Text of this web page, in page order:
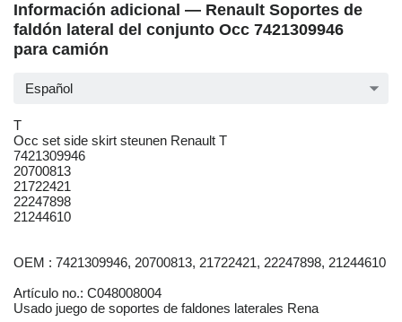
Información adicional — Renault Soportes de
faldón lateral del conjunto Occ 7421309946
para camión
Español
T
Occ set side skirt steunen Renault T
7421309946
20700813
21722421
22247898
21244610
OEM : 7421309946, 20700813, 21722421, 22247898, 21244610
Artículo no.: C048008004
Usado juego de soportes de faldones laterales Rena